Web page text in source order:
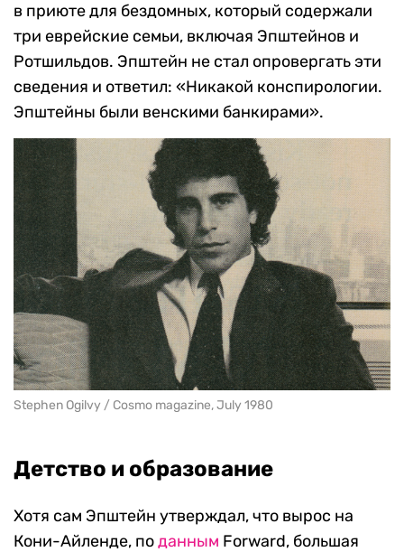
в приюте для бездомных, который содержали
три еврейские семьи, включая Эпштейнов и
Ротшильдов. Эпштейн не стал опровергать эти
сведения и ответил: «Никакой конспирологии.
Эпштейны были венскими банкирами».
Stephen Ogilvy / Cosmo magazine, July 1980
Детство и образование
Хотя сам Эпштейн утверждал, что вырос на
Кони-Айленде, поданным Forward, большая